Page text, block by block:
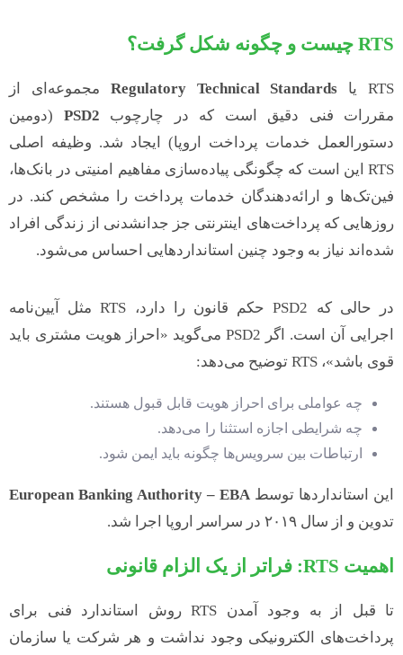
RTS چیست و چگونه شکل گرفت؟
RTS یا Regulatory Technical Standards مجموعه‌ای از
مقررات فنی دقیق است که در چارچوب PSD2 (دومین
دستورالعمل خدمات پرداخت اروپا) ایجاد شد. وظیفه اصلی
RTS این است که چگونگی پیاده‌سازی مفاهیم امنیتی در بانک‌ها،
فین‌تک‌ها و ارائه‌دهندگان خدمات پرداخت را مشخص کند. در
روزهایی که پرداخت‌های اینترنتی جز جدانشدنی از زندگی افراد
شده‌اند نیاز به وجود چنین استانداردهایی احساس می‌شود.
در حالی که PSD2 حکم قانون را دارد، RTS مثل آیین‌نامه
اجرایی آن است. اگر PSD2 می‌گوید «احراز هویت مشتری باید
قوی باشد»، RTS توضیح می‌دهد:
چه عواملی برای احراز هویت قابل قبول هستند.
چه شرایطی اجازه استثنا را می‌دهد.
ارتباطات بین سرویس‌ها چگونه باید ایمن شود.
این استانداردها توسط European Banking Authority – EBA
تدوین و از سال ۲۰۱۹ در سراسر اروپا اجرا شد.
اهمیت RTS: فراتر از یک الزام قانونی
تا قبل از به وجود آمدن RTS روش استاندارد فنی برای
پرداخت‌های الکترونیکی وجود نداشت و هر شرکت یا سازمان